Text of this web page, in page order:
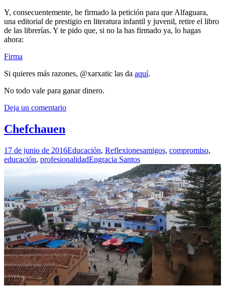
Y, consecuentemente, he firmado la petición para que Alfaguara,
una editorial de prestigio en literatura infantil y juvenil, retire el libro
de las librerías. Y te pido que, si no la has firmado ya, lo hagas
ahora:
Firma
Si quieres más razones, @xarxatic las da aquí.
No todo vale para ganar dinero.
Deja un comentario
Chefchauen
17 de junio de 2016Educación, Reflexionesamigos, compromiso,
educación, profesionalidadEngracia Santos